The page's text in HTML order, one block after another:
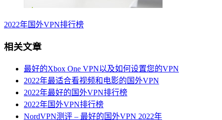
2022年国外VPN排行榜
相关文章
最好的Xbox One VPN以及如何设置您的VPN
2022年最适合看视频和电影的国外VPN
2022年最好的国外VPN排行榜
2022年国外VPN排行榜
NordVPN测评 – 最好的国外VPN 2022年